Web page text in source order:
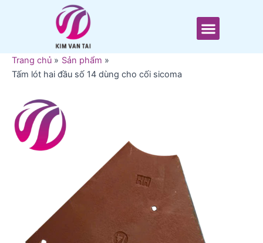
Menu
Trang chủ
Sản phẩm
Tấm lót hai đầu số 14 dùng cho cối sicoma